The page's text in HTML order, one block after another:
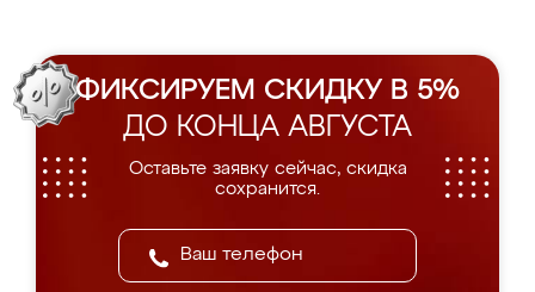
ФИКСИРУЕМ СКИДКУ В 5%
ДО КОНЦА АВГУСТА
Оставьте заявку сейчас, скидка
сохранится.